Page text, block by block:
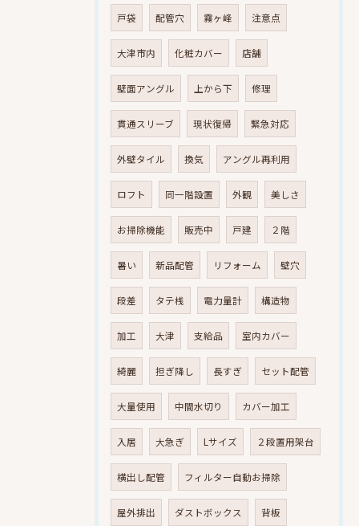
戸袋 配管穴 霧ヶ峰 注意点
大津市内 化粧カバー 店舗
壁面アングル 上から下 修理
貫通スリーブ 現状復帰 緊急対応
外壁タイル 換気 アングル再利用
ロフト 同一階設置 外観 美しさ
お掃除機能 販売中 戸建 ２階
暑い 新品配管 リフォーム 壁穴
段差 タテ桟 電力量計 構造物
加工 大津 支給品 室内カバー
綺麗 担ぎ降し 長すぎ セット配管
大量使用 中間水切り カバー加工
入居 大急ぎ Lサイズ ２段置用架台
横出し配管 フィルター自動お掃除
屋外排出 ダストボックス 背板